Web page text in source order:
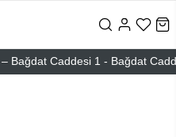
Bağdat Caddesi 1 - Bağdat